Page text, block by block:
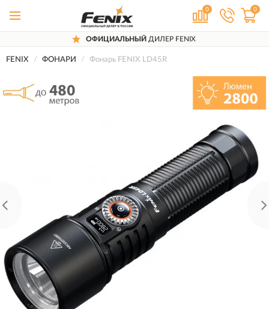
0 0
ОФИЦИАЛЬНЫЙДИЛЕР FENIX
FENIX ФОНАРИ Фонарь FENIX LD45R